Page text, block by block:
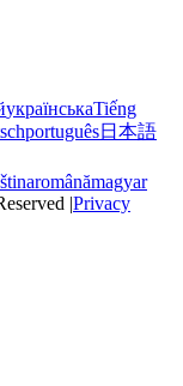
українськаTiếng
português日本語
românămagyar
|Privacy